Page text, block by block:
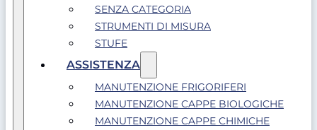
SENZA CATEGORIA
STRUMENTI DI MISURA
STUFE
ASSISTENZA
MANUTENZIONE FRIGORIFERI
MANUTENZIONE CAPPE BIOLOGICHE
MANUTENZIONE CAPPE CHIMICHE